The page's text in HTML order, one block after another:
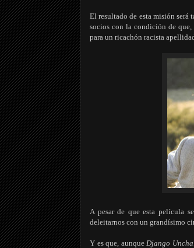
El resultado de esta misión será
socios con la condición de que,
para un ricachón racista
A pesar de que esta película
deleitarnos con un grandísimo
Y es que, aunqueDjango